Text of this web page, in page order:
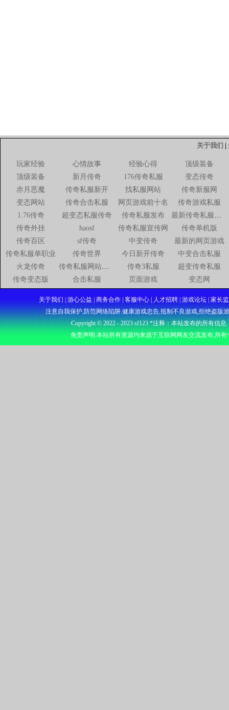
关于我们 |
玩家经验 心情故事 经验心得
顶级装备
顶级装备
新月传奇 176传奇私服
变态传奇
赤月恶魔
传奇私服新开 找私服网站
传奇新服网
变态网站
传奇合击私服 网页游戏前十名
传奇游戏私服
1.76传奇
超变态私服传奇 传奇私服发布
最新传奇私服网站
传奇外挂
haosf 传奇私服宣传网
传奇单机版
传奇百区
sf传奇 中变传奇
最新的网页游戏
传奇私服单职业
传奇世界 今日新开传奇
中变合击私服
火龙传奇
传奇私服网站新开网 传奇3私服
超变传奇私服
传奇变态版
合击私服 页面游戏 变态网
关于我们 | 游心公益 | 商务合作 | 客服中心 | 人才招聘 | 游戏论坛 | 家
注意自我保护,防范网络陷阱.健康游戏忠告,抵制不良游戏,拒绝盗版
Copyright © 2022 - 2023sf123*注释：本站发布的所有信息
免责声明:本站所有资源均来源于互联网网友交流发布,所